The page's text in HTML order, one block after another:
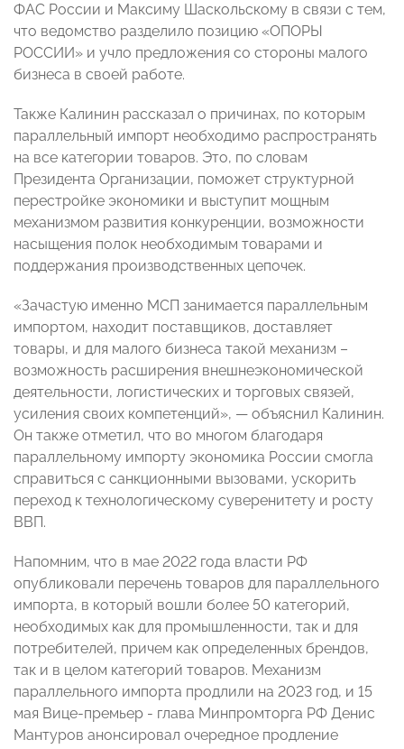
ФАС России и Максиму Шаскольскому в связи с тем,
что ведомство разделило позицию «ОПОРЫ
РОССИИ» и учло предложения со стороны малого
бизнеса в своей работе.
Также Калинин рассказал о причинах, по которым
параллельный импорт необходимо распространять
на все категории товаров. Это, по словам
Президента Организации, поможет структурной
перестройке экономики и выступит мощным
механизмом развития конкуренции, возможности
насыщения полок необходимым товарами и
поддержания производственных цепочек.
«Зачастую именно МСП занимается параллельным
импортом, находит поставщиков, доставляет
товары, и для малого бизнеса такой механизм –
возможность расширения внешнеэкономической
деятельности, логистических и торговых связей,
усиления своих компетенций», — объяснил Калинин.
Он также отметил, что во многом благодаря
параллельному импорту экономика России смогла
справиться с санкционными вызовами, ускорить
переход к технологическому суверенитету и росту
ВВП.
Напомним, что в мае 2022 года власти РФ
опубликовали перечень товаров для параллельного
импорта, в который вошли более 50 категорий,
необходимых как для промышленности, так и для
потребителей, причем как определенных брендов,
так и в целом категорий товаров. Механизм
параллельного импорта продлили на 2023 год, и 15
мая Вице-премьер - глава Минпромторга РФ Денис
Мантуров анонсировал очередное продление